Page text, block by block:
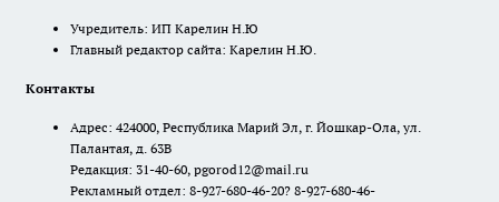
Учредитель: ИП Карелин Н.Ю
Главный редактор сайта: Карелин Н.Ю.
Контакты
Адрес: 424000, Республика Марий Эл, г. Йошкар-Ола, ул.
Палантая, д. 63В
Редакция: 31-40-60, pgorod12@mail.ru
Рекламный отдел: 8-927-680-46-20? 8-927-680-46-